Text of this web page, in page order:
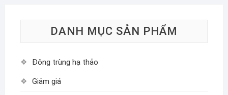
DANH MỤC SẢN PHẨM
Đông trùng hạ thảo
Giảm giá